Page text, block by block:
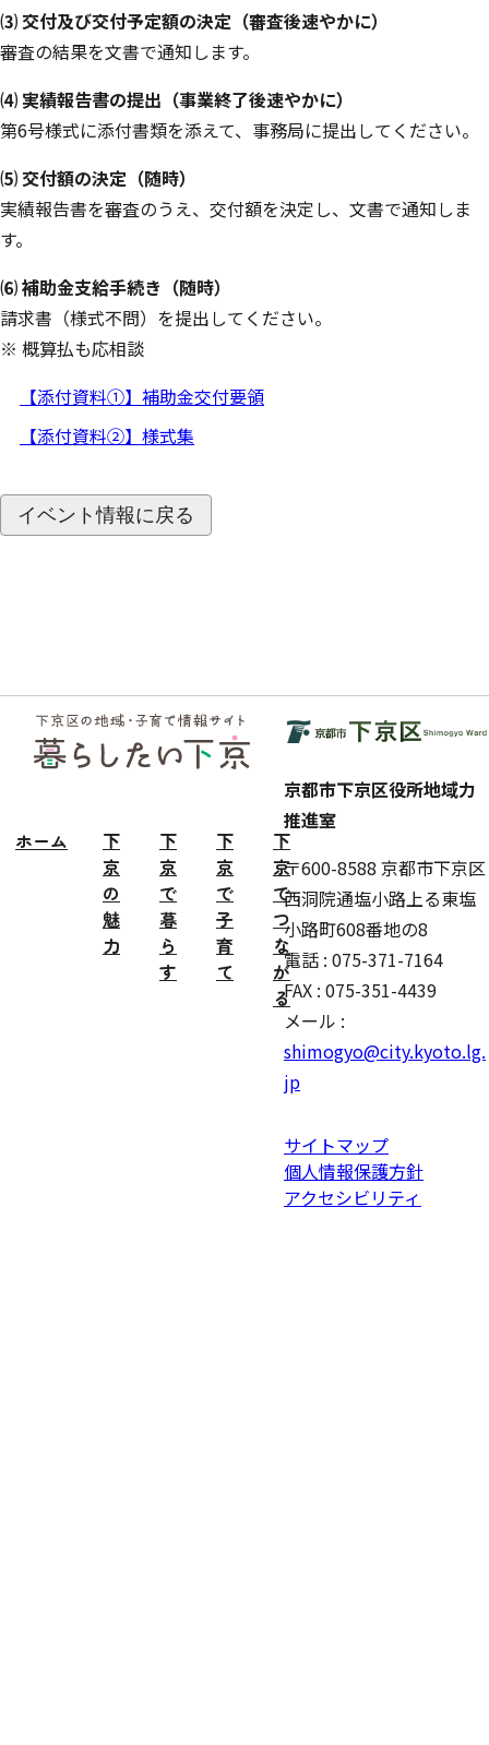
⑶ 交付及び交付予定額の決定（審査後速やかに）
審査の結果を文書で通知します。
⑷ 実績報告書の提出（事業終了後速やかに）
第6号様式に添付書類を添えて、事務局に提出してください。
⑸ 交付額の決定（随時）
実績報告書を審査のうえ、交付額を決定し、文書で通知しま
す。
⑹ 補助金支給手続き（随時）
請求書（様式不問）を提出してください。
※ 概算払も応相談
【添付資料①】補助金交付要領
【添付資料②】様式集
イベント情報に戻る
フッ
ター
ホーム
下
京
の
魅
力
下
京
で
暮
ら
す
下
京
で
子
育
て
下
京
で
つ
な
が
る
京都市下京区役所地域力
推進室
〒600-8588 京都市下京区
西洞院通塩小路上る東塩
小路町608番地の8
電話 : 075-371-7164
FAX : 075-351-4439
メール :
shimogyo@city.kyoto.lg.
jp
サイトマップ
個人情報保護方針
アクセシビリティ